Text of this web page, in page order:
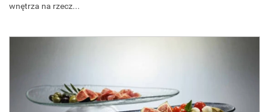
wnętrza na rzecz...